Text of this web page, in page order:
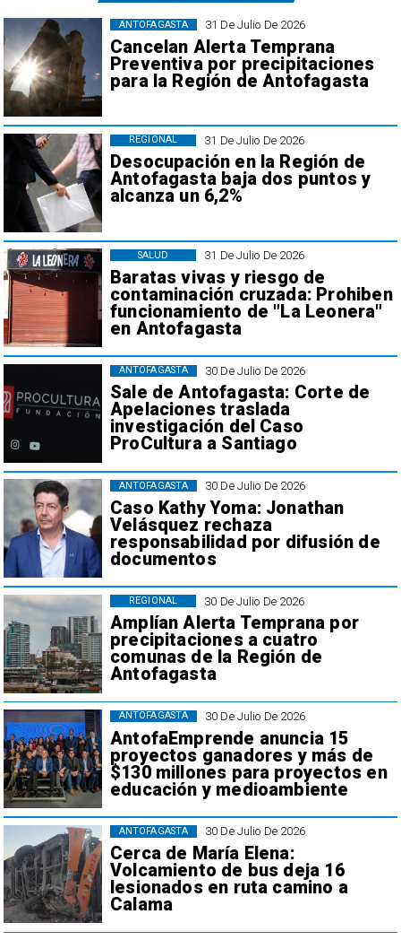
31 De Julio De 2026
Cancelan Alerta Temprana
Preventiva por precipitaciones
para la Región de Antofagasta
ANTOFAGASTA
31 De Julio De 2026
Desocupación en la Región de
Antofagasta baja dos puntos y
alcanza un 6,2%
REGIONAL
31 De Julio De 2026
Baratas vivas y riesgo de
contaminación cruzada: Prohiben
funcionamiento de "La Leonera"
en Antofagasta
SALUD
30 De Julio De 2026
Sale de Antofagasta: Corte de
Apelaciones traslada
investigación del Caso
ProCultura a Santiago
ANTOFAGASTA
30 De Julio De 2026
Caso Kathy Yoma: Jonathan
Velásquez rechaza
responsabilidad por difusión de
documentos
ANTOFAGASTA
30 De Julio De 2026
Amplían Alerta Temprana por
precipitaciones a cuatro
comunas de la Región de
Antofagasta
REGIONAL
30 De Julio De 2026
AntofaEmprende anuncia 15
proyectos ganadores y más de
$130 millones para proyectos en
educación y medioambiente
ANTOFAGASTA
30 De Julio De 2026
Cerca de María Elena:
Volcamiento de bus deja 16
lesionados en ruta camino a
Calama
ANTOFAGASTA